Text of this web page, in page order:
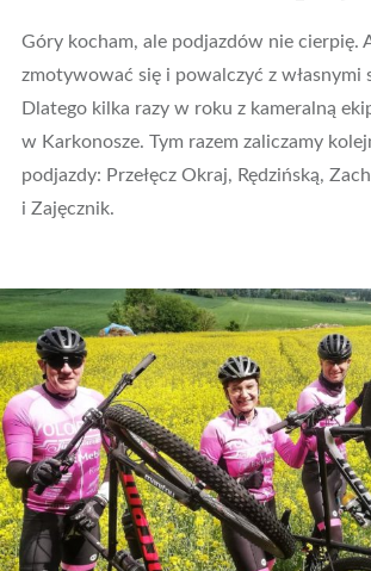
Góry kocham, ale podjazdów nie cierpię.
zmotywować się i powalczyć z własnymi
Dlatego kilka razy w roku z kameralną
w Karkonosze. Tym razem zaliczamy
podjazdy: Przełęcz Okraj, Rędzińską,
i Zajęcznik.